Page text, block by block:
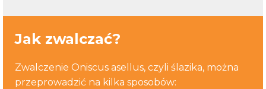
Jak zwalczać?
Zwalczenie Oniscus asellus, czyli ślazika, można
przeprowadzić na kilka sposobów: